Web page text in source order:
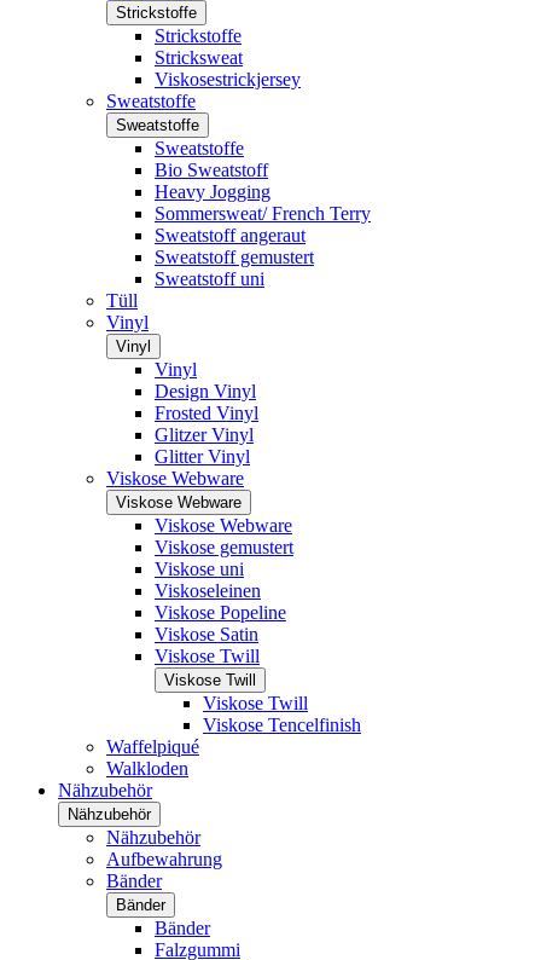
Strickstoffe
Strickstoffe
Stricksweat
Viskosestrickjersey
Sweatstoffe
Sweatstoffe
Sweatstoffe
Bio Sweatstoff
Heavy Jogging
Sommersweat/ French Terry
Sweatstoff angeraut
Sweatstoff gemustert
Sweatstoff uni
Tüll
Vinyl
Vinyl
Vinyl
Design Vinyl
Frosted Vinyl
Glitzer Vinyl
Glitter Vinyl
Viskose Webware
Viskose Webware
Viskose Webware
Viskose gemustert
Viskose uni
Viskoseleinen
Viskose Popeline
Viskose Satin
Viskose Twill
Viskose Twill
Viskose Twill
Viskose Tencelfinish
Waffelpiqué
Walkloden
Nähzubehör
Nähzubehör
Nähzubehör
Aufbewahrung
Bänder
Bänder
Bänder
Falzgummi